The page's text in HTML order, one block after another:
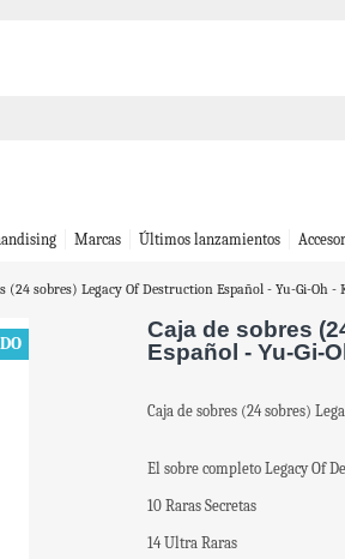
Marcas Últimos lanzamientos
(24 sobres) Legacy Of Destruction Español - Yu-Gi-Oh -
Caja de sobres
Español - Yu-Gi-
Caja de sobres (24 sobres)
El sobre completo Legacy Of
10 Raras Secretas
14 Ultra Raras